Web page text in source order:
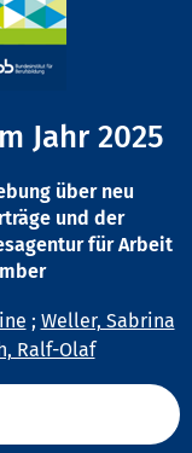
Jahr 2025
über neu
und der
für Arbeit
; Weller, Sabrina
Ralf-Olaf